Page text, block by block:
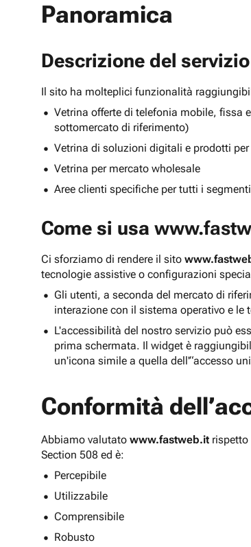
Panoramica
Descrizione del servizio
Il sito ha molteplici funzionalità
Vetrina offerte di telefonia mobile, fissa
sottomercato di riferimento)
Vetrina di soluzioni digitali e prodotti
Vetrina per mercato wholesale
Aree clienti specifiche per tutti i
Come si usa
Ci sforziamo di rendere il sito
tecnologie assistive o configurazioni
Gli utenti, a seconda del mercato di
interazione con il sistema operativo e le
L'accessibilità del nostro servizio può
prima schermata. Il widget è
un'icona simile a quella dell'“accesso
Conformità
Abbiamo valutato www.fastweb.it rispetto
Section 508 ed è:
Percepibile
Utilizzabile
Comprensibile
Robusto